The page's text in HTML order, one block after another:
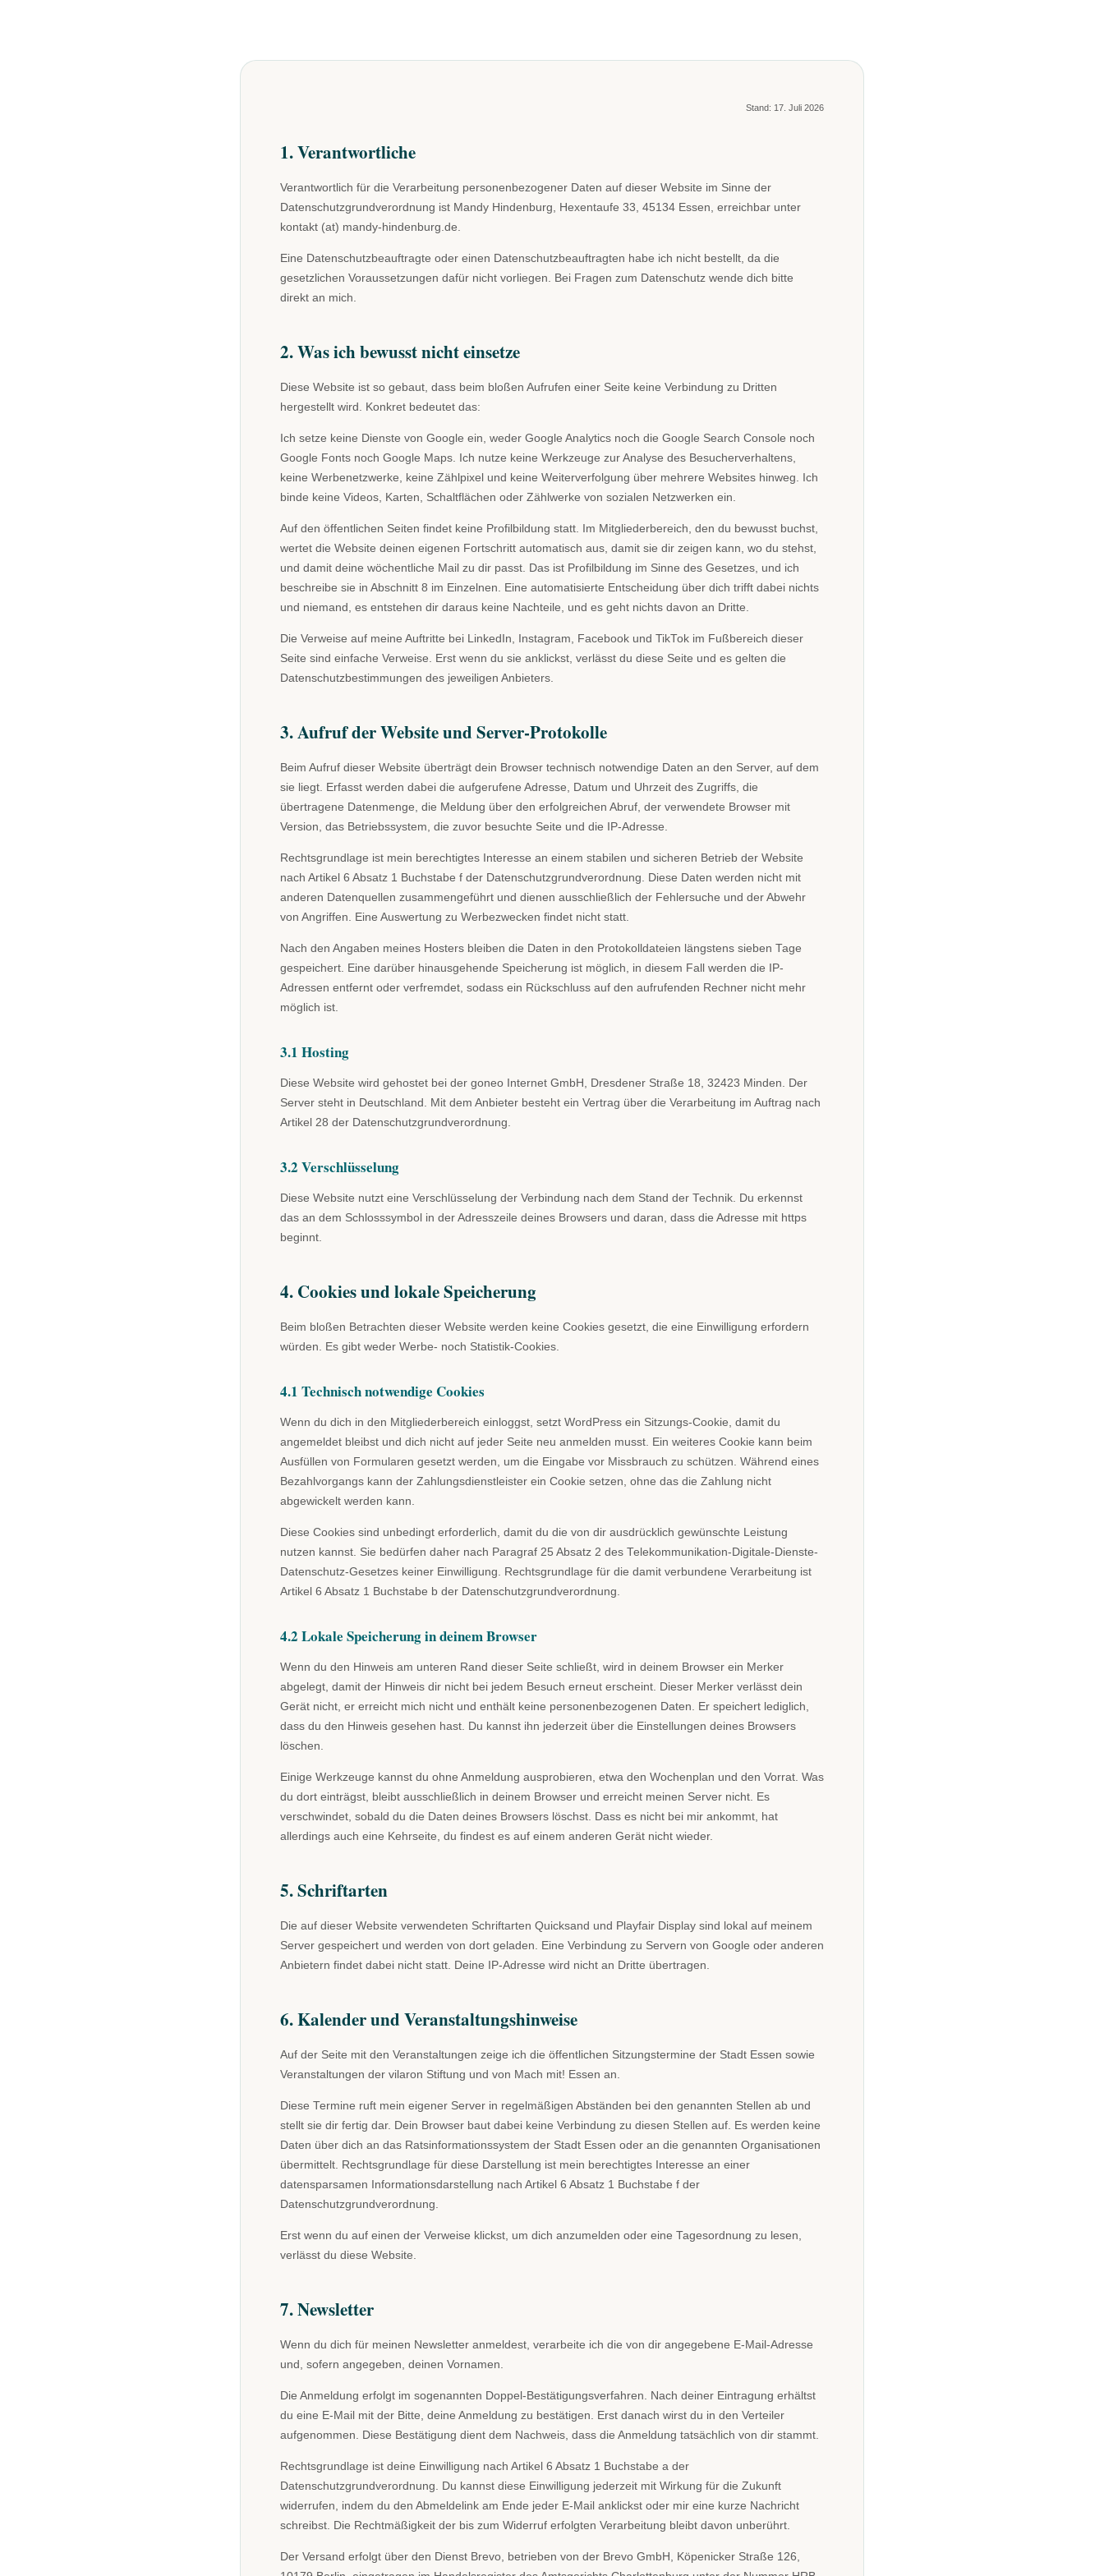
Stand: 17. Juli 2026
1. Verantwortliche
Verantwortlich für die Verarbeitung personenbezogener Daten auf dieser Website im Sinne der
Datenschutzgrundverordnung ist Mandy Hindenburg, Hexentaufe 33, 45134 Essen, erreichbar unter
kontakt (at) mandy-hindenburg.de.
Eine Datenschutzbeauftragte oder einen Datenschutzbeauftragten habe ich nicht bestellt, da die
gesetzlichen Voraussetzungen dafür nicht vorliegen. Bei Fragen zum Datenschutz wende dich bitte
direkt an mich.
2. Was ich bewusst nicht einsetze
Diese Website ist so gebaut, dass beim bloßen Aufrufen einer Seite keine Verbindung zu Dritten
hergestellt wird. Konkret bedeutet das:
Ich setze keine Dienste von Google ein, weder Google Analytics noch die Google Search Console noch
Google Fonts noch Google Maps. Ich nutze keine Werkzeuge zur Analyse des Besucherverhaltens,
keine Werbenetzwerke, keine Zählpixel und keine Weiterverfolgung über mehrere Websites hinweg. Ich
binde keine Videos, Karten, Schaltflächen oder Zählwerke von sozialen Netzwerken ein.
Auf den öffentlichen Seiten findet keine Profilbildung statt. Im Mitgliederbereich, den du bewusst buchst,
wertet die Website deinen eigenen Fortschritt automatisch aus, damit sie dir zeigen kann, wo du stehst,
und damit deine wöchentliche Mail zu dir passt. Das ist Profilbildung im Sinne des Gesetzes, und ich
beschreibe sie in Abschnitt 8 im Einzelnen. Eine automatisierte Entscheidung über dich trifft dabei nichts
und niemand, es entstehen dir daraus keine Nachteile, und es geht nichts davon an Dritte.
Die Verweise auf meine Auftritte bei LinkedIn, Instagram, Facebook und TikTok im Fußbereich dieser
Seite sind einfache Verweise. Erst wenn du sie anklickst, verlässt du diese Seite und es gelten die
Datenschutzbestimmungen des jeweiligen Anbieters.
3. Aufruf der Website und Server-Protokolle
Beim Aufruf dieser Website überträgt dein Browser technisch notwendige Daten an den Server, auf dem
sie liegt. Erfasst werden dabei die aufgerufene Adresse, Datum und Uhrzeit des Zugriffs, die
übertragene Datenmenge, die Meldung über den erfolgreichen Abruf, der verwendete Browser mit
Version, das Betriebssystem, die zuvor besuchte Seite und die IP-Adresse.
Rechtsgrundlage ist mein berechtigtes Interesse an einem stabilen und sicheren Betrieb der Website
nach Artikel 6 Absatz 1 Buchstabe f der Datenschutzgrundverordnung. Diese Daten werden nicht mit
anderen Datenquellen zusammengeführt und dienen ausschließlich der Fehlersuche und der Abwehr
von Angriffen. Eine Auswertung zu Werbezwecken findet nicht statt.
Nach den Angaben meines Hosters bleiben die Daten in den Protokolldateien längstens sieben Tage
gespeichert. Eine darüber hinausgehende Speicherung ist möglich, in diesem Fall werden die IP-
Adressen entfernt oder verfremdet, sodass ein Rückschluss auf den aufrufenden Rechner nicht mehr
möglich ist.
3.1 Hosting
Diese Website wird gehostet bei der goneo Internet GmbH, Dresdener Straße 18, 32423 Minden. Der
Server steht in Deutschland. Mit dem Anbieter besteht ein Vertrag über die Verarbeitung im Auftrag nach
Artikel 28 der Datenschutzgrundverordnung.
3.2 Verschlüsselung
Diese Website nutzt eine Verschlüsselung der Verbindung nach dem Stand der Technik. Du erkennst
das an dem Schlosssymbol in der Adresszeile deines Browsers und daran, dass die Adresse mit https
beginnt.
4. Cookies und lokale Speicherung
Beim bloßen Betrachten dieser Website werden keine Cookies gesetzt, die eine Einwilligung erfordern
würden. Es gibt weder Werbe- noch Statistik-Cookies.
4.1 Technisch notwendige Cookies
Wenn du dich in den Mitgliederbereich einloggst, setzt WordPress ein Sitzungs-Cookie, damit du
angemeldet bleibst und dich nicht auf jeder Seite neu anmelden musst. Ein weiteres Cookie kann beim
Ausfüllen von Formularen gesetzt werden, um die Eingabe vor Missbrauch zu schützen. Während eines
Bezahlvorgangs kann der Zahlungsdienstleister ein Cookie setzen, ohne das die Zahlung nicht
abgewickelt werden kann.
Diese Cookies sind unbedingt erforderlich, damit du die von dir ausdrücklich gewünschte Leistung
nutzen kannst. Sie bedürfen daher nach Paragraf 25 Absatz 2 des Telekommunikation-Digitale-Dienste-
Datenschutz-Gesetzes keiner Einwilligung. Rechtsgrundlage für die damit verbundene Verarbeitung ist
Artikel 6 Absatz 1 Buchstabe b der Datenschutzgrundverordnung.
4.2 Lokale Speicherung in deinem Browser
Wenn du den Hinweis am unteren Rand dieser Seite schließt, wird in deinem Browser ein Merker
abgelegt, damit der Hinweis dir nicht bei jedem Besuch erneut erscheint. Dieser Merker verlässt dein
Gerät nicht, er erreicht mich nicht und enthält keine personenbezogenen Daten. Er speichert lediglich,
dass du den Hinweis gesehen hast. Du kannst ihn jederzeit über die Einstellungen deines Browsers
löschen.
Einige Werkzeuge kannst du ohne Anmeldung ausprobieren, etwa den Wochenplan und den Vorrat. Was
du dort einträgst, bleibt ausschließlich in deinem Browser und erreicht meinen Server nicht. Es
verschwindet, sobald du die Daten deines Browsers löschst. Dass es nicht bei mir ankommt, hat
allerdings auch eine Kehrseite, du findest es auf einem anderen Gerät nicht wieder.
5. Schriftarten
Die auf dieser Website verwendeten Schriftarten Quicksand und Playfair Display sind lokal auf meinem
Server gespeichert und werden von dort geladen. Eine Verbindung zu Servern von Google oder anderen
Anbietern findet dabei nicht statt. Deine IP-Adresse wird nicht an Dritte übertragen.
6. Kalender und Veranstaltungshinweise
Auf der Seite mit den Veranstaltungen zeige ich die öffentlichen Sitzungstermine der Stadt Essen sowie
Veranstaltungen der vilaron Stiftung und von Mach mit! Essen an.
Diese Termine ruft mein eigener Server in regelmäßigen Abständen bei den genannten Stellen ab und
stellt sie dir fertig dar. Dein Browser baut dabei keine Verbindung zu diesen Stellen auf. Es werden keine
Daten über dich an das Ratsinformationssystem der Stadt Essen oder an die genannten Organisationen
übermittelt. Rechtsgrundlage für diese Darstellung ist mein berechtigtes Interesse an einer
datensparsamen Informationsdarstellung nach Artikel 6 Absatz 1 Buchstabe f der
Datenschutzgrundverordnung.
Erst wenn du auf einen der Verweise klickst, um dich anzumelden oder eine Tagesordnung zu lesen,
verlässt du diese Website.
7. Newsletter
Wenn du dich für meinen Newsletter anmeldest, verarbeite ich die von dir angegebene E-Mail-Adresse
und, sofern angegeben, deinen Vornamen.
Die Anmeldung erfolgt im sogenannten Doppel-Bestätigungsverfahren. Nach deiner Eintragung erhältst
du eine E-Mail mit der Bitte, deine Anmeldung zu bestätigen. Erst danach wirst du in den Verteiler
aufgenommen. Diese Bestätigung dient dem Nachweis, dass die Anmeldung tatsächlich von dir stammt.
Rechtsgrundlage ist deine Einwilligung nach Artikel 6 Absatz 1 Buchstabe a der
Datenschutzgrundverordnung. Du kannst diese Einwilligung jederzeit mit Wirkung für die Zukunft
widerrufen, indem du den Abmeldelink am Ende jeder E-Mail anklickst oder mir eine kurze Nachricht
schreibst. Die Rechtmäßigkeit der bis zum Widerruf erfolgten Verarbeitung bleibt davon unberührt.
Der Versand erfolgt über den Dienst Brevo, betrieben von der Brevo GmbH, Köpenicker Straße 126,